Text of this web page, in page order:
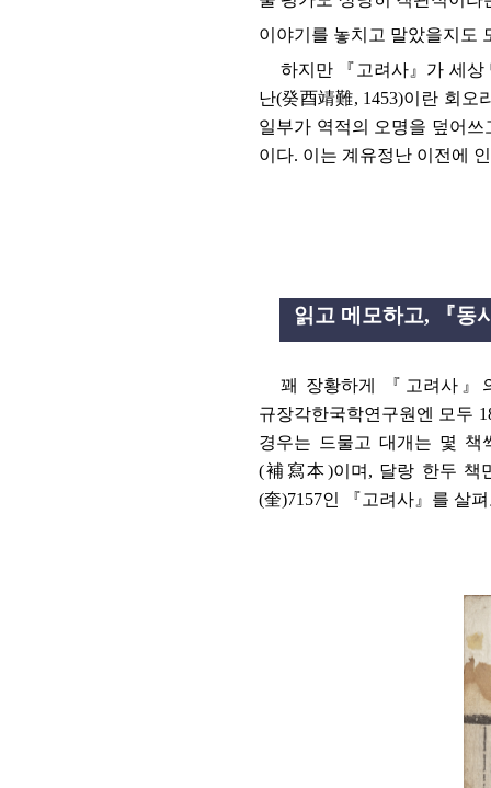
이야기를 놓치고 말았을지도
하지만
『 고려사』 가 세상
난(癸酉靖難, 1453)이란 회오
일부가 역적의 오명을 덮어쓰
이다. 이는 계유정난 이전에
읽고 메모하고, 『동
꽤 장황하게 『 고려사』
규장각한국학연구원엔 모두
경우는 드물고 대개는 몇 책
(補寫本)이며 , 달랑 한두 책
(奎)7157인 『고려사』 를 살